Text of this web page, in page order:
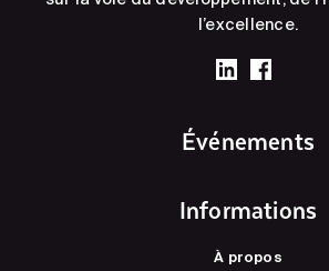
l’excellence.
Événements
Informations
À propos